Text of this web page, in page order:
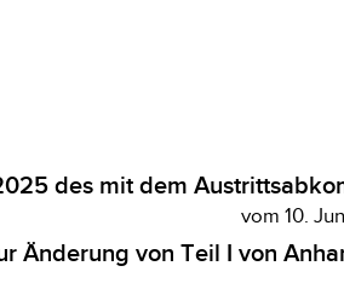
des mit dem
vom 10.
Änderung von Teil I von